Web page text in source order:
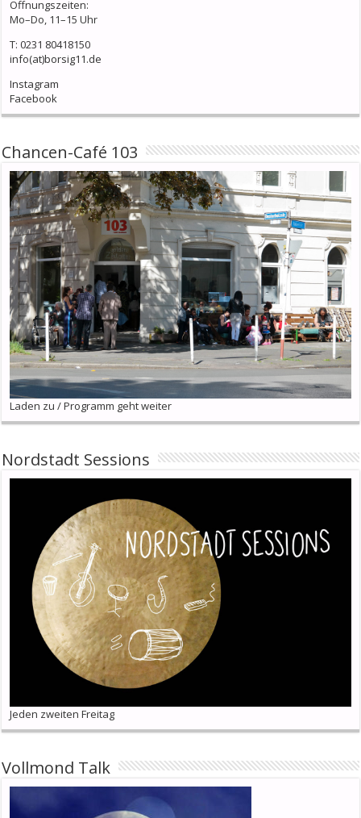
Öffnungszeiten:
Mo–Do, 11–15 Uhr
T: 0231 80418150
info(at)borsig11.de
Instagram
Facebook
Chancen-Café 103
Laden zu / Programm geht weiter
Nordstadt Sessions
Jeden zweiten Freitag
Vollmond Talk